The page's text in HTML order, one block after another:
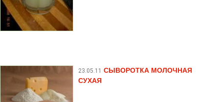
23.05.11 СЫВОРОТКА МОЛОЧНАЯ
СУХАЯ